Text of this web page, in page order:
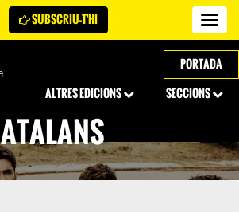
La
SUBSCRIU-T'HI
PORTADA
SECCIONS
ALTRES EDICIONS